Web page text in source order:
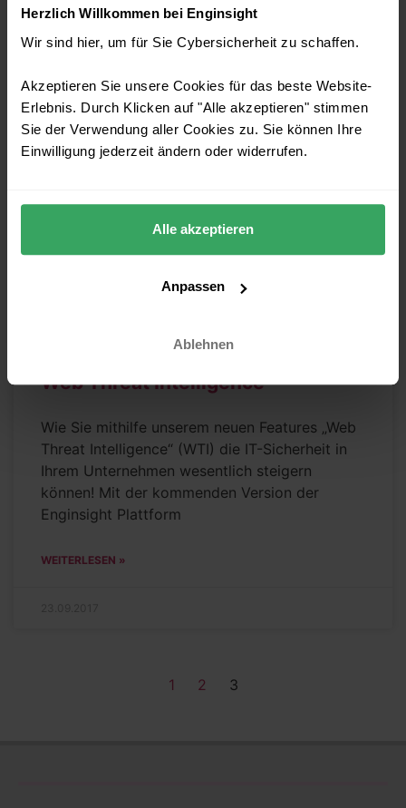
Herzlich Willkommen bei Enginsight
Wir sind hier, um für Sie Cybersicherheit zu schaffen.
Akzeptieren Sie unsere Cookies für das beste Website-
Erlebnis. Durch Klicken auf "Alle akzeptieren" stimmen
Sie der Verwendung aller Cookies zu. Sie können Ihre
Einwilligung jederzeit ändern oder widerrufen.
Alle akzeptieren
Anpassen
Ablehnen
WEITERLESEN »
INSIDE ENGINSIGHT
Web Threat Intelligence
Wie Sie mithilfe unserem neuen Features „Web
Threat Intelligence“ (WTI) die IT-Sicherheit in
Ihrem Unternehmen wesentlich steigern
können! Mit der kommenden Version der
Enginsight Plattform
WEITERLESEN »
1 2 3